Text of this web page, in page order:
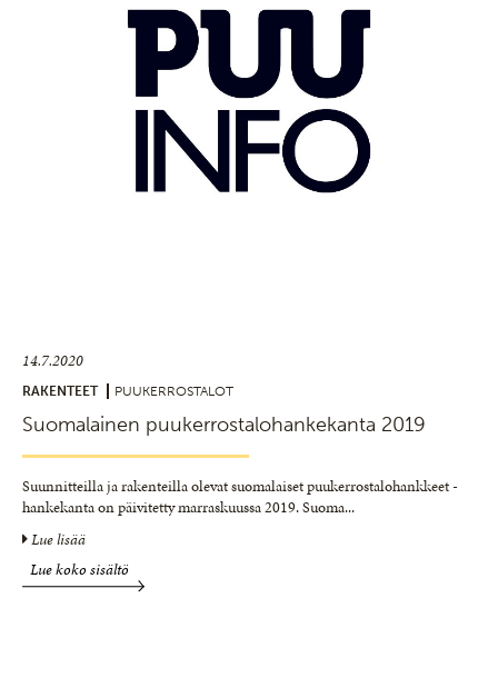
14.7.2020
RAKENTEET PUUKERROSTALOT
Suomalainen puukerrostalohankekanta 2019
Suunnitteilla ja rakenteilla olevat suomalaiset puukerrostalohankkeet -
hankekanta on päivitetty marraskuussa 2019. Suoma...
Lue lisää
Lue koko sisältö